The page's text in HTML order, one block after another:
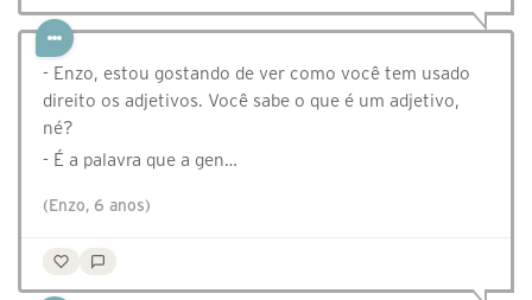
- Enzo, estou gostando de ver como você tem usado
direito os adjetivos. Você sabe o que é um adjetivo,
né?
- É a palavra que a gen…
(Enzo, 6 anos)